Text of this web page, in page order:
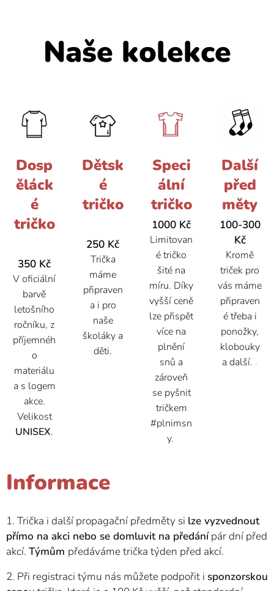
Naše kolekce
Dosp
ěláck
é
tričko
350 Kč
V oficiální
barvě
letošního
ročníku, z
příjemnéh
o
materiálu
a s logem
akce.
Velikost
UNISEX.
Dětsk
é
tričko
250 Kč
Trička
máme
připraven
a i pro
naše
školáky a
děti.
Speci
ální
tričko
1000 Kč
Limitovan
é tričko
šité na
míru. Díky
vyšší ceně
lze přispět
více na
plnění
snů a
zároveň
se pyšnit
tričkem
#plnimsn
y.
Další
před
měty
100-300
Kč
Kromě
triček pro
vás máme
připraven
é třeba i
ponožky,
klobouky
a další. .
Informace
1. Trička i další propagační předměty si lze vyzvednout
přímo na akci nebo se domluvit na předánípár dní před
akcí. Týmům předáváme trička týden před akcí.
2. Při registraci týmu nás můžete podpořit i sponzorskou